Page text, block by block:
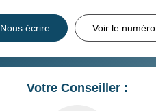
Nous écrire Voir le numéro
Votre Conseiller :